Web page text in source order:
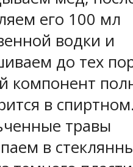
его 100 мл
водки и
до тех
компонент
в спиртном.
травы
в